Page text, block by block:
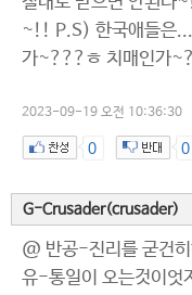
~!! P.S) 한국애들은
가~???ㅎ 치매인가
2023-09-19 오전 10:36:30
0 0
G-Crusader(crusader)
@ 반공-진리를 굳건
유-통일이 오는것이엇